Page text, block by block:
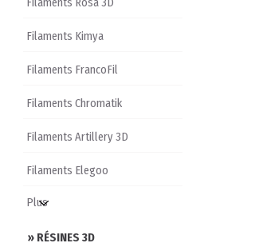
Filaments Kimya
Filaments FrancoFil
Filaments Chromatik
Filaments Artillery 3D
Filaments Elegoo
» RÉSINES 3D